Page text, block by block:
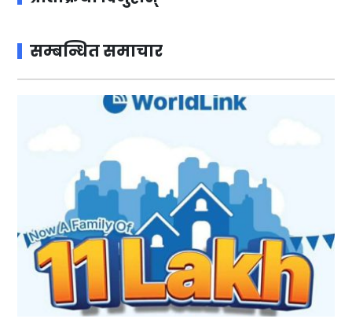
सम्बन्धित समाचार